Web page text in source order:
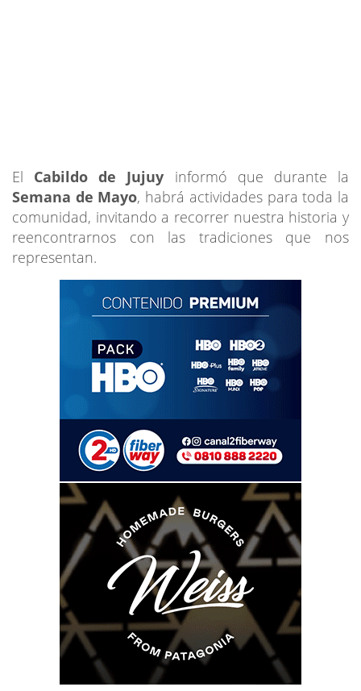
El Cabildo de Jujuy informó que durante la
Semana de Mayo, habrá actividades para toda la
comunidad, invitando a recorrer nuestra historia y
reencontrarnos con las tradiciones que nos
representan.